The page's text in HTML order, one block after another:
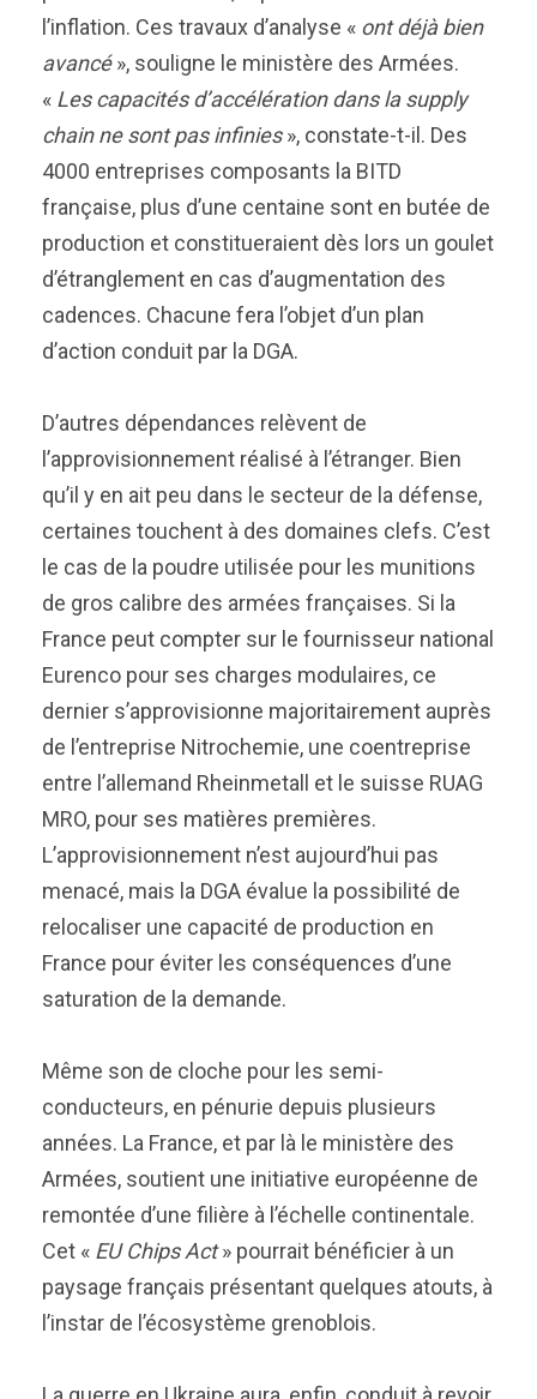
l’inflation. Ces travaux d’analyse « ont déjà bien
avancé», souligne le ministère des Armées.
« Les capacités d’accélération dans la supply
chain ne sont pas infinies», constate-t-il. Des
4000 entreprises composants la BITD
française, plus d’une centaine sont en butée de
production et constitueraient dès lors un goulet
d’étranglement en cas d’augmentation des
cadences. Chacune fera l’objet d’un plan
d’action conduit par la DGA.
D’autres dépendances relèvent de
l’approvisionnement réalisé à l’étranger. Bien
qu’il y en ait peu dans le secteur de la défense,
certaines touchent à des domaines clefs. C’est
le cas de la poudre utilisée pour les munitions
de gros calibre des armées françaises. Si la
France peut compter sur le fournisseur national
Eurenco pour ses charges modulaires, ce
dernier s’approvisionne majoritairement auprès
de l’entreprise Nitrochemie, une coentreprise
entre l’allemand Rheinmetall et le suisse RUAG
MRO, pour ses matières premières.
L’approvisionnement n’est aujourd’hui pas
menacé, mais la DGA évalue la possibilité de
relocaliser une capacité de production en
France pour éviter les conséquences d’une
saturation de la demande.
Même son de cloche pour les semi-
conducteurs, en pénurie depuis plusieurs
années. La France, et par là le ministère des
Armées, soutient une initiative européenne de
remontée d’une filière à l’échelle continentale.
Cet « EU Chips Act» pourrait bénéficier à un
paysage français présentant quelques atouts, à
l’instar de l’écosystème grenoblois.